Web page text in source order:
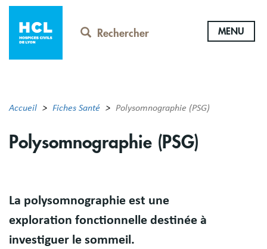
Aller
contenu
principal
Rechercher MENU
Accueil Fiches Santé Polysomnographie (PSG)
Polysomnographie (PSG)
Résumé
La polysomnographie est une
exploration fonctionnelle destinée à
investiguer le sommeil.